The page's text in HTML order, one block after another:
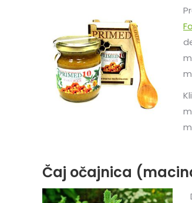
Čaj očajnica